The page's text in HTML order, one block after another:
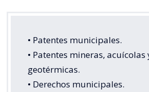
• Patentes municipales.
• Patentes mineras, acuícolas
geotérmicas.
• Derechos municipales.